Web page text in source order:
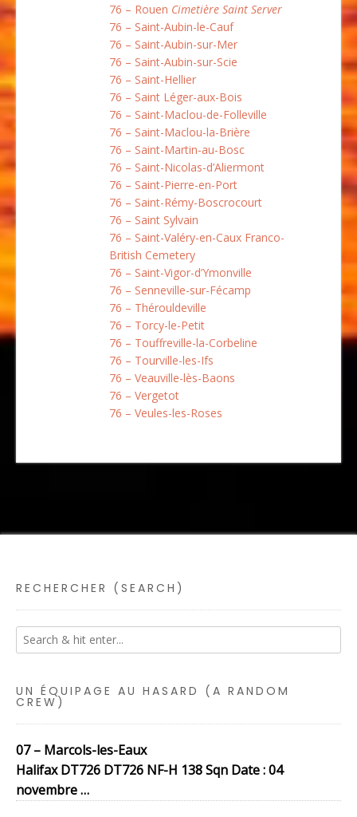
76 – Rouen Cimetière Saint Server
76 – Saint-Aubin-le-Cauf
76 – Saint-Aubin-sur-Mer
76 – Saint-Aubin-sur-Scie
76 – Saint-Hellier
76 – Saint Léger-aux-Bois
76 – Saint-Maclou-de-Folleville
76 – Saint-Maclou-la-Brière
76 – Saint-Martin-au-Bosc
76 – Saint-Nicolas-d’Aliermont
76 – Saint-Pierre-en-Port
76 – Saint-Rémy-Boscrocourt
76 – Saint Sylvain
76 – Saint-Valéry-en-Caux Franco-
British Cemetery
76 – Saint-Vigor-d’Ymonville
76 – Senneville-sur-Fécamp
76 – Thérouldeville
76 – Torcy-le-Petit
76 – Touffreville-la-Corbeline
76 – Tourville-les-Ifs
76 – Veauville-lès-Baons
76 – Vergetot
76 – Veules-les-Roses
RECHERCHER (SEARCH)
UN ÉQUIPAGE AU HASARD (A RANDOM
CREW)
07 – Marcols-les-Eaux
Halifax DT726 DT726 NF-H 138 Sqn Date : 04
novembre …